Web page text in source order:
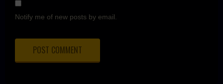
Notify me of new posts by email.